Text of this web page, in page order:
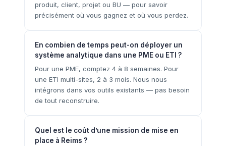
produit, client, projet ou BU — pour savoir
précisément où vous gagnez et où vous perdez.
En combien de temps peut-on déployer un
système analytique dans une PME ou ETI ?
Pour une PME, comptez 4 à 8 semaines. Pour
une ETI multi-sites, 2 à 3 mois. Nous nous
intégrons dans vos outils existants — pas besoin
de tout reconstruire.
Quel est le coût d’une mission de mise en
place à Reims ?